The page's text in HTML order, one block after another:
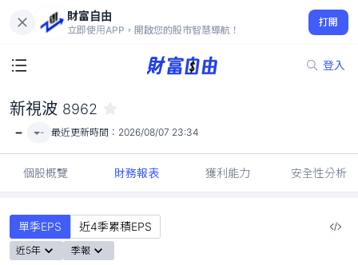
財富自由
立即使用APP，開啟您的股市智慧導航！
打開
登入
-
新視波 8962
- - 最近更新時間： 2026/08/07 23:34
個股概覽 財務報表 獲利能力 安全性分析
單季EPS 近4季累積EPS
近5年 季報